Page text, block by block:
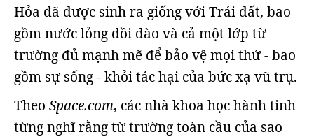
Hỏa đã được sinh ra giống với Trái đất, bao
gồm nước lỏng dồi dào và cả một lớp từ
trường đủ mạnh mẽ để bảo vệ mọi thứ - bao
gồm sự sống - khỏi tác hại của bức xạ vũ trụ.
Theo Space.com, các nhà khoa học hành tinh
từng nghĩ rằng từ trường toàn cầu của sao